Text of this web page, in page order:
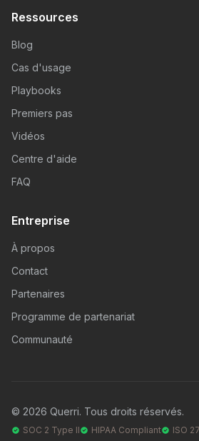
Ressources
Blog
Cas d'usage
Playbooks
Premiers pas
Vidéos
Centre d'aide
FAQ
Entreprise
À propos
Contact
Partenaires
Programme de partenariat
Communauté
© 2026 Querri. Tous droits réservés.
SOC 2 Type II HIPAA Compliant ISO